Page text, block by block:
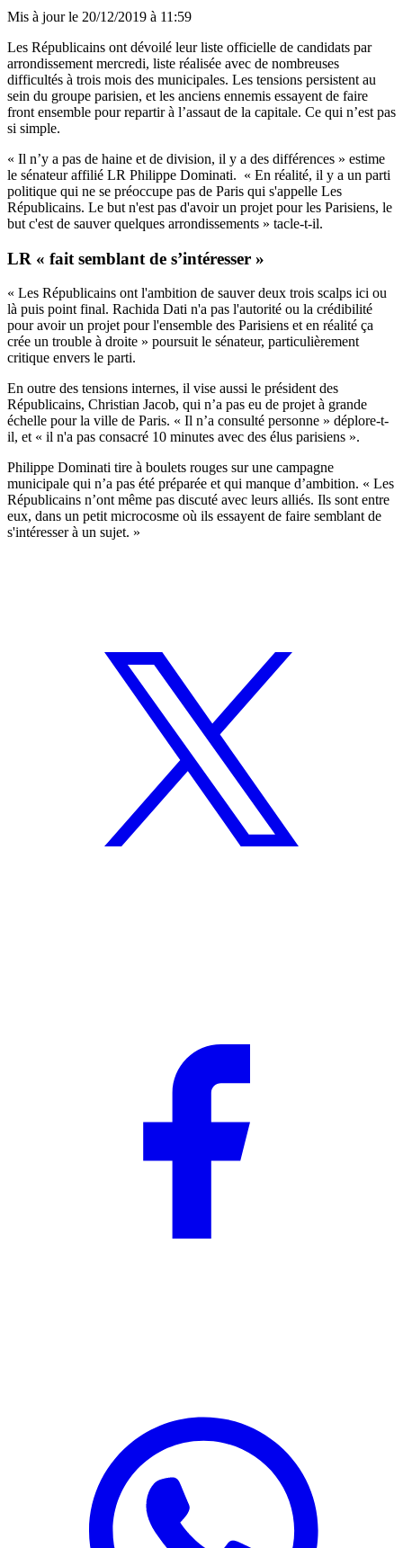
Mis à jour le 20/12/2019 à 11:59
Les Républicains ont dévoilé leur liste officielle de candidats par
arrondissement mercredi, liste réalisée avec de nombreuses
difficultés à trois mois des municipales. Les tensions persistent au
sein du groupe parisien, et les anciens ennemis essayent de faire
front ensemble pour repartir à l’assaut de la capitale. Ce qui n’est pas
si simple.
« Il n’y a pas de haine et de division, il y a des différences » estime
le sénateur affilié LR Philippe Dominati. « En réalité, il y a un parti
politique qui ne se préoccupe pas de Paris qui s'appelle Les
Républicains. Le but n'est pas d'avoir un projet pour les Parisiens, le
but c'est de sauver quelques arrondissements » tacle-t-il.
LR « fait semblant de s’intéresser »
« Les Républicains ont l'ambition de sauver deux trois scalps ici ou
là puis point final. Rachida Dati n'a pas l'autorité ou la crédibilité
pour avoir un projet pour l'ensemble des Parisiens et en réalité ça
crée un trouble à droite » poursuit le sénateur, particulièrement
critique envers le parti.
En outre des tensions internes, il vise aussi le président des
Républicains, Christian Jacob, qui n’a pas eu de projet à grande
échelle pour la ville de Paris. « Il n’a consulté personne » déplore-t-
il, et « il n'a pas consacré 10 minutes avec des élus parisiens ».
Philippe Dominati tire à boulets rouges sur une campagne
municipale qui n’a pas été préparée et qui manque d’ambition. « Les
Républicains n’ont même pas discuté avec leurs alliés. Ils sont entre
eux, dans un petit microcosme où ils essayent de faire semblant de
s'intéresser à un sujet. »